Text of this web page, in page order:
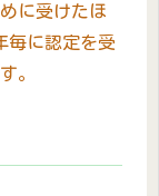
に受けたほ
毎に認定を受
。